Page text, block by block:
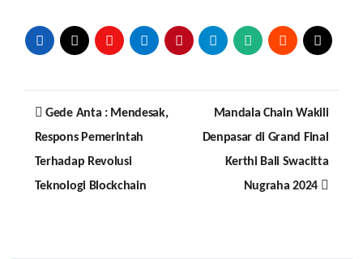
Post
navigation
Gede Anta : Mendesak,
Respons Pemerintah
Terhadap Revolusi
Teknologi Blockchain
Mandala Chain Wakili
Denpasar di Grand Final
Kerthi Bali Swacitta
Nugraha 2024